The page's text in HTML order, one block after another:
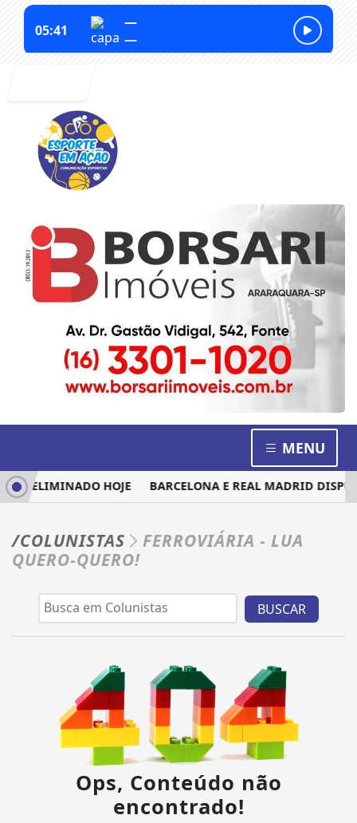
MENU
ELIMINADO HOJE BARCELONA E REAL MADRID
/COLUNISTAS
FERROVIÁRIA - LUA
QUERO-QUERO!
BUSCAR
Ops, Conteúdo não
encontrado!